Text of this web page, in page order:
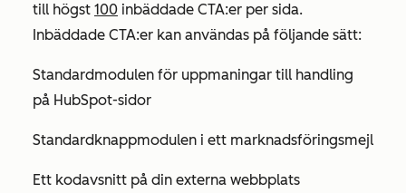
till högst 100 inbäddade CTA:er per sida.
Inbäddade CTA:er kan användas på följande sätt:
Standardmodulen för uppmaningar till handling
på HubSpot-sidor
Standardknappmodulen i ett marknadsföringsmejl
Ett kodavsnitt på din externa webbplats